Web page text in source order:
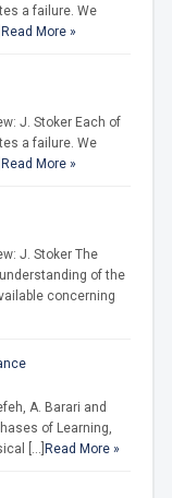
a failure. We
Read More »
J. Stoker Each of
a failure. We
Read More »
J. Stoker The
of the
concerning
A. Barari and
of Learning,
[…] Read More »